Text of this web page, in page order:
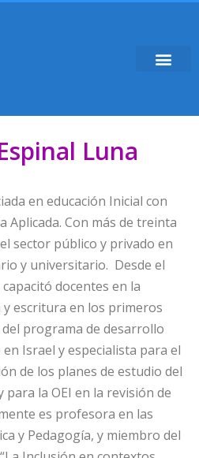
Luna
en educación Inicial con
Aplicada. Con más de treinta
sector público y privado en
y universitario. Desde el
docentes en la
escritura en los primeros
programa de desarrollo
Israel y especialista para el
de los planes de estudio del
para la OEI en la revisión de
es profesora en las
y Pedagogía, y miembro del